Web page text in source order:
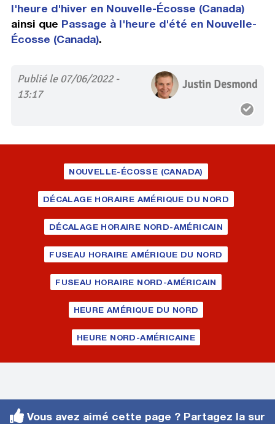
l'heure d'hiver en Nouvelle-Écosse (Canada)
ainsi que Passage à l'heure d'été en Nouvelle-
Écosse (Canada).
Publié le 07/06/2022 -
13:17
Justin Desmond
NOUVELLE-ÉCOSSE (CANADA)
DÉCALAGE HORAIRE AMÉRIQUE DU NORD
DÉCALAGE HORAIRE NORD-AMÉRICAIN
FUSEAU HORAIRE AMÉRIQUE DU NORD
FUSEAU HORAIRE NORD-AMÉRICAIN
HEURE AMÉRIQUE DU NORD
HEURE NORD-AMÉRICAINE
Vous avez aimé cette page ? Partagez la sur